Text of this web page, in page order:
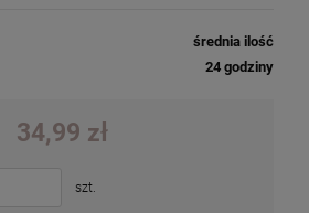
średnia ilość
24 godziny
34,99 zł
szt.